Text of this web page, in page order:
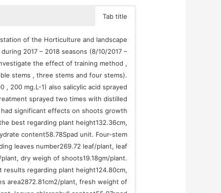
Tab title
of the Horticulture and landscape
2017 – 2018 seasons (8/10/2017 –
the effect of training method ,
stems , three stems and four stems).
200 mg.L-1) also salicylic acid sprayed
sprayed two times with distilled
significant effects on shoots growth
best regarding plant height132.36cm,
content58.78Spad unit. Four-stem
leaves number269.72 leaf/plant, leaf
dry weigh of shoots19.18gm/plant.
regarding plant height124.80cm,
area2872.81cm2/plant, fresh weight of